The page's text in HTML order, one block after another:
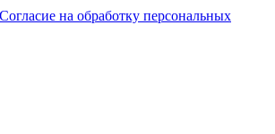
Согласие на обработку персональных